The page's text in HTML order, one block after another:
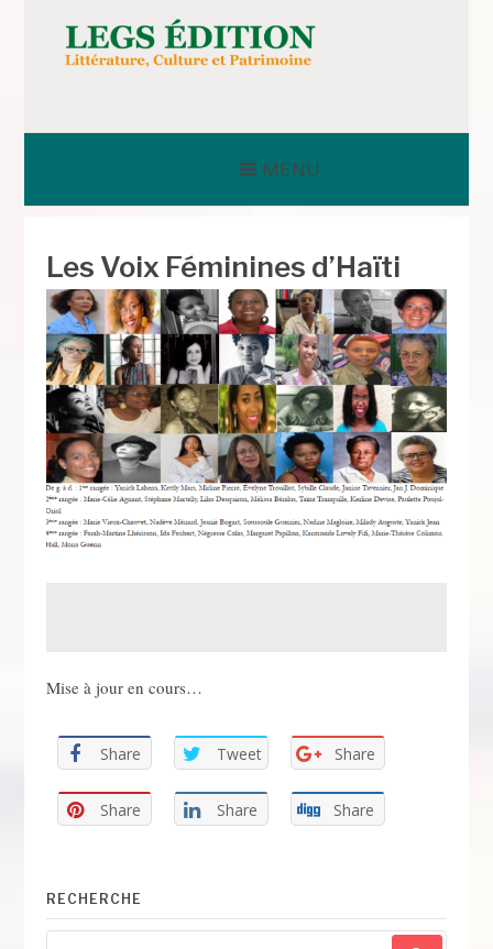
contenuLEGS ÉDITION
MENU
Les Voix Féminines d’Haïti
Mise à jour en cours…
Share Tweet Share
Share Share Share
RECHERCHE